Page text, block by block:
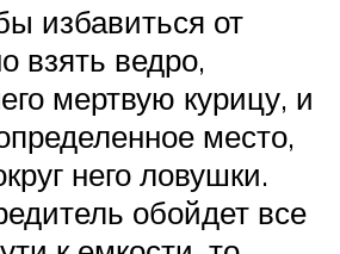
избавиться от
взять ведро,
мертвую курицу, и
место,
него ловушки.
обойдет все